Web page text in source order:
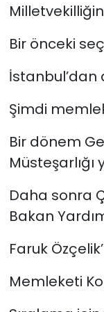
Bir önceki
İstanbul’dan
Şimdi
Bir dönem
Müsteşarlığı
Daha sonra
Bakan
Faruk
Memleketi